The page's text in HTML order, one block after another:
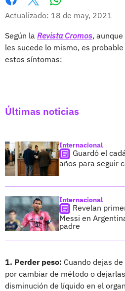
Facebook
X
Actualizado: 18 de may, 2021
Según la Revista Cromos,
les sucede lo mismo, es
estos síntomas:
Últimas noticias
Internacional
Guardó el
años para seguir
Internacional
Revelan
Messi en
padre
1. Perder peso: Cuando dejas
por cambiar de método o
disminución de líquido en el